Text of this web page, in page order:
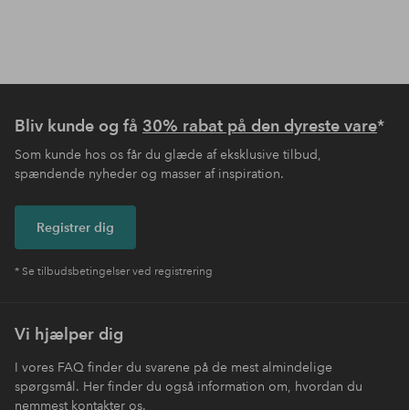
Bliv kunde og få 30% rabat på den dyreste vare*
Som kunde hos os får du glæde af eksklusive tilbud,
spændende nyheder og masser af inspiration.
Registrer dig
* Se tilbudsbetingelser ved registrering
Vi hjælper dig
I vores FAQ finder du svarene på de mest almindelige
spørgsmål. Her finder du også information om, hvordan du
nemmest kontakter os.